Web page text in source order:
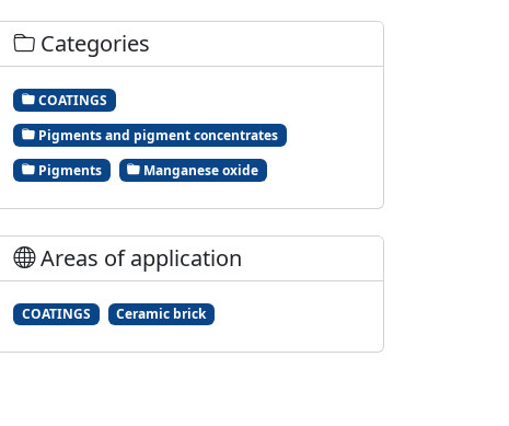
Categories
COATINGS
Pigments and pigment concentrates
Pigments
Manganese oxide
Areas of application
COATINGS Ceramic brick